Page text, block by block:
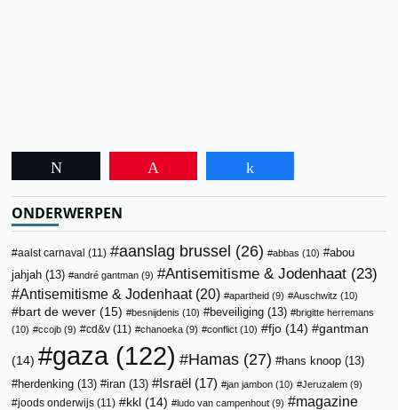
ONDERWERPEN
aalst carnaval (11) aanslag brussel (26) abbas (10)
abou
jahjah (13) andré gantman (9) Antisemitisme & Jodenhaat (23)
Antisemitisme & Jodenhaat(20) apartheid (9) Auschwitz (10)
bart de wever (15) besnijdenis (10) beveiliging (13)
brigitte herremans
(10)
ccojb (9) cd&v (11) chanoeka (9) conflict (10) fjo (14) gantman
(14) gaza (122) Hamas (27) hans knoop (13)
herdenking (13) iran (13) Israël (17) jan jambon (10) Jeruzalem (9)
joods onderwijs (11) kkl (14) ludo van campenhout (9)
magazine